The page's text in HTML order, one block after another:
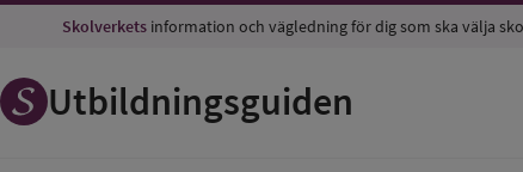
Skolverkets information och vägledning för dig som ska välja
Utbildningsguiden
Spara